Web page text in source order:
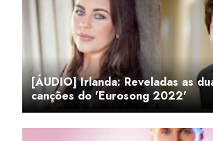
[ÁUDIO] Irlanda: Reveladas as
canções do 'Eurosong 2022'